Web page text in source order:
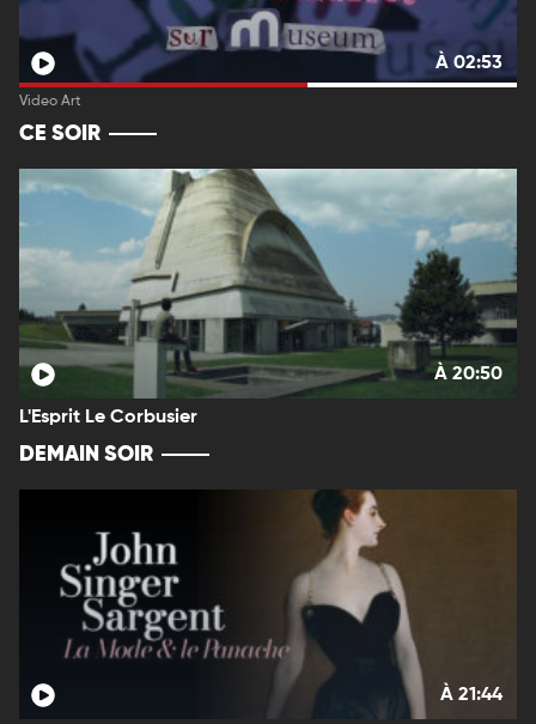
À 02:53
Video Art
CE SOIR
À 20:50
L'Esprit Le Corbusier
DEMAIN SOIR
À 21:44